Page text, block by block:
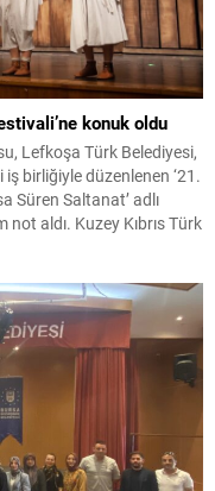
konuk oldu
Lefkoşa Türk Belediyesi,
birliğiyle düzenlenen ‘21.
Süren Saltanat’ adlı
aldı. Kuzey Kıbrıs Türk
Gazimağusa
‘21. Kıbrıs...